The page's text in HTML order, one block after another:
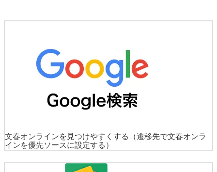
文春オンラインを見つけやすくする
（遷移先で文春オンラ
インを優先ソースに設定する）